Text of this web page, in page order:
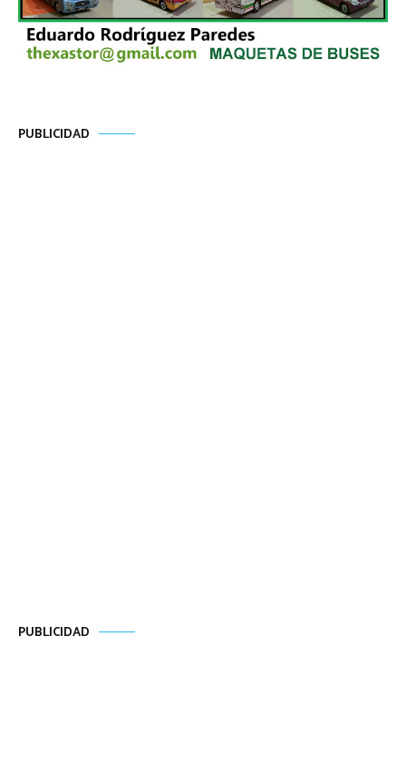
PUBLICIDAD
PUBLICIDAD